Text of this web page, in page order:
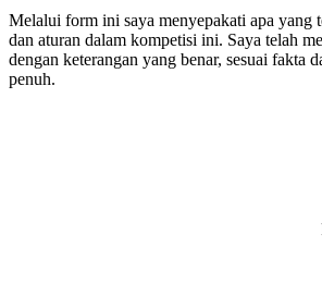
Melalui form ini saya menyepakati apa yang
dan aturan dalam kompetisi ini. Saya telah
dengan keterangan yang benar, sesuai fakta
Palu……